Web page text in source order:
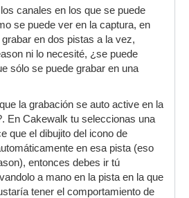
canales en los que se puede
se puede ver en la captura, en
en dos pistas a la vez,
ni lo necesité, ¿se puede
sólo se puede grabar en una
la grabación se auto active en la
En Cakewalk tu seleccionas una
que el dibujito del icono de
en esa pista (eso
entonces debes ir tú
a mano en la pista en la que
tener el comportamiento de